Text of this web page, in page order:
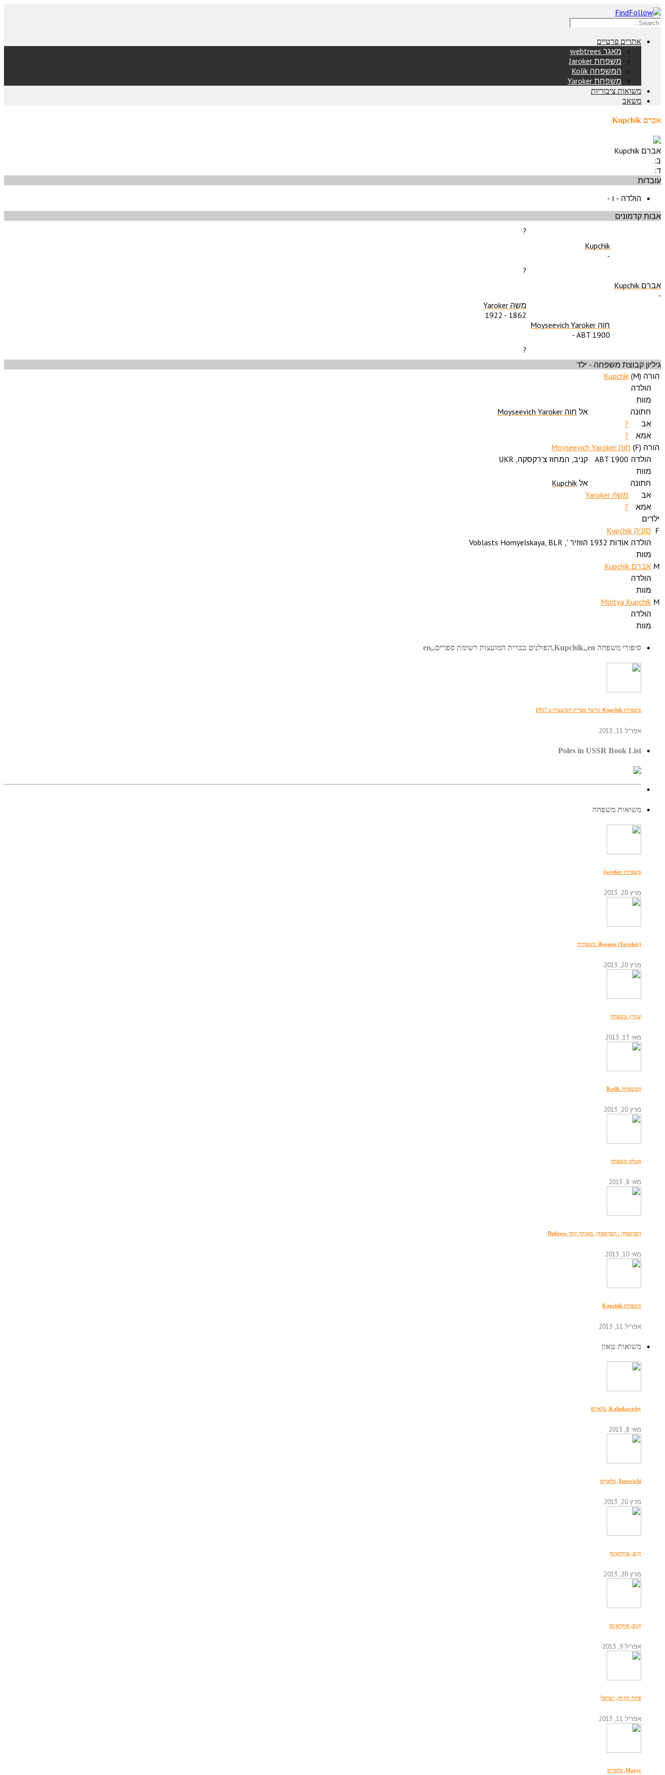
אתרים פרטיים
מאגר webtrees
משפחת Jaroker
המשפחה Kolik
משפחת Yaroker
משואות ציבוריות
משאב
אברם Kupchik
אברם Kupchik
ב:
ד:
עובדות
הולדה - ו -
אבות קדמונים
?
Kupchik
-
?
אברם Kupchik
-
משה Yaroker
1862
-
1922
חוה Moyseevich Yaroker
ABT 1900
-
?
גיליון קבוצת משפחה - ילד
הורה (M
)
Kupchik
הולדה
מוות
חתונה
אל חוה Moyseevich Yaroker
אב
?
אמא
?
הורה (F
) חוה Moyseevich Yaroker
הולדה ABT 1900
קניב, המחוז צ'רקסקה, UKR
מוות
חתונה
אל Kupchik
אב
משה Yaroker
אמא
?
ילדים
F סוניה Kupchik
הולדה אודות 1932
הווזיר ', Voblasts Homyelskaya, BLR
מוות
M אברם Kupchik
הולדה
מוות
M
Moitya Kupchik
הולדה
מוות
סיפורי משפחה Kupchik,,en,הפולנים בברית המועצות רשימת ספרים,,en
משפחת Kupchik גורשה מברית המועצות ב 1957
אפריל 11, 2013
Poles in USSR Book List
משואות משפחה
משפחת Jaroker
מרץ 20, 2013
Ярокер (Yaroker) משפחות
מרץ 20, 2013
שוורץ משפחה
מאי 13, 2013
המשפחה Kolik
מרץ 20, 2013
אטלס משפחה
מאי 8, 2013
דוברובסקי / דוברובסקי, מאוחר יותר Dubrow
מאי 10, 2013
משפחת Kupchik
אפריל 11, 2013
משואות טאון
Kalinkavichy, בלארוס
מאי 8, 2013
Yurevichi, בלארוס
מרץ 20, 2013
קייב, אוקראינה
מרץ 20, 2013
קניב, אוקראינה
אפריל 9, 2013
פתח תקווה, ישראל
אפריל 11, 2013
Mazyr, בלארוס